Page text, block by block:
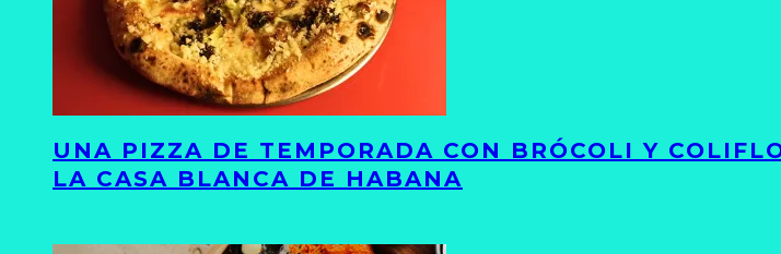
UNA PIZZA DE TEMPORADA CON BRÓCOLI Y
LA CASA BLANCA DE HABANA